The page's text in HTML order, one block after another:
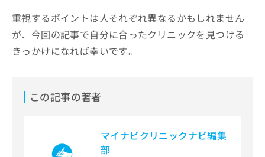
重視するポイントは人それぞれ異なるかもしれません
が、今回の記事で自分に合ったクリニックを見つける
きっかけになれば幸いです。
この記事の著者
マイナビクリニックナビ編集
部